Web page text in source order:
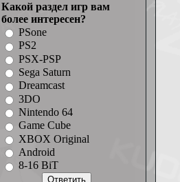
Какой раздел игр вам
более интересен?
PSone
PS2
PSX-PSP
Sega Saturn
Dreamcast
3DO
Nintendo 64
Game Cube
XBOX Original
Android
8-16 BiT